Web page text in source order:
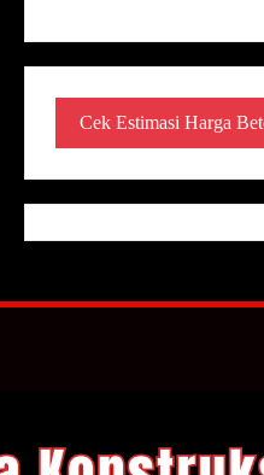
Cek Estimasi Harga